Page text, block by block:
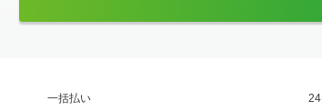
一括払い